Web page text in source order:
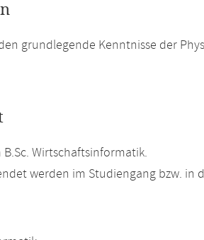
grundlegende Kenntnisse der
Wirtschaftsinformatik.
werden im Studiengang bzw. in